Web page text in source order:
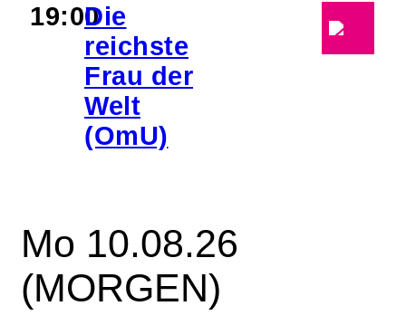
19:00Die
reichste
Frau der
Welt
(OmU)
Mo 10.08.26
(MORGEN)